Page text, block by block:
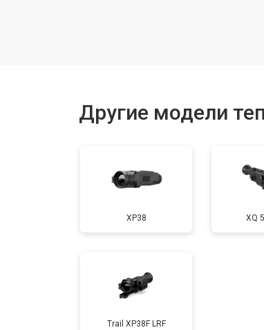
Ремонт или замена
Другие модели
XP38 XQ
Trail XP38F LRF